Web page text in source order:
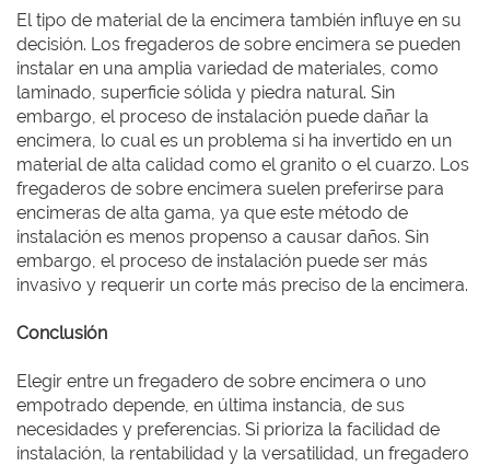
El tipo de material de la encimera también influye en su
decisión. Los fregaderos de sobre encimera se pueden
instalar en una amplia variedad de materiales, como
laminado, superficie sólida y piedra natural. Sin
embargo, el proceso de instalación puede dañar la
encimera, lo cual es un problema si ha invertido en un
material de alta calidad como el granito o el cuarzo. Los
fregaderos de sobre encimera suelen preferirse para
encimeras de alta gama, ya que este método de
instalación es menos propenso a causar daños. Sin
embargo, el proceso de instalación puede ser más
invasivo y requerir un corte más preciso de la encimera.
Conclusión
Elegir entre un fregadero de sobre encimera o uno
empotrado depende, en última instancia, de sus
necesidades y preferencias. Si prioriza la facilidad de
instalación, la rentabilidad y la versatilidad, un fregadero